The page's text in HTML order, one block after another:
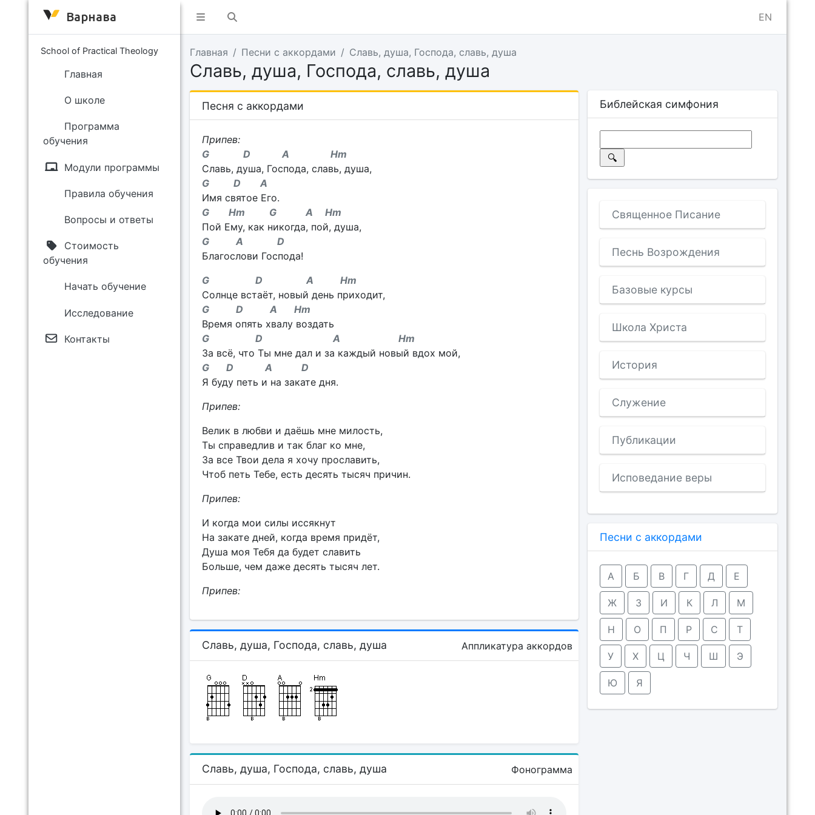
EN
Варнава
School of Practical Theology
Главная
О школе
Программа
обучения
Модули программы
Правила обучения
Вопросы и ответы
Стоимость
обучения
Начать обучение
Исследование
Контакты
Главная Песни с аккордами Славь, душа, Господа, славь, душа
Славь, душа, Господа, славь, душа
Песня с аккордами
Припев:
G D A Hm
Славь, душа, Господа, славь, душа,
G D A
Имя святое Его.
G Hm G A Hm
Пой Ему, как никогда, пой, душа,
G A D
Благослови Господа!
G D A Hm
Солнце встаёт, новый день приходит,
G D A Hm
Время опять хвалу воздать
G D A Hm
За всё, что Ты мне дал и за каждый новый вдох мой,
G D A D
Я буду петь и на закате дня.
Припев:
Велик в любви и даёшь мне милость,
Ты справедлив и так благ ко мне,
За все Твои дела я хочу прославить,
Чтоб петь Тебе, есть десять тысяч причин.
Припев:
И когда мои силы иссякнут
На закате дней, когда время придёт,
Душа моя Тебя да будет славить
Больше, чем даже десять тысяч лет.
Припев:
Славь, душа, Господа, славь, душа Аппликатура аккордов
Славь, душа, Господа, славь, душа Фонограмма
Библейская симфония
Священное Писание
Песнь Возрождения
Базовые курсы
Школа Христа
История
Служение
Публикации
Исповедание веры
Песни с аккордами
А Б В Г Д Е
Ж З И К Л М
Н О П Р С Т
У Х Ц Ч Ш Э
Ю Я